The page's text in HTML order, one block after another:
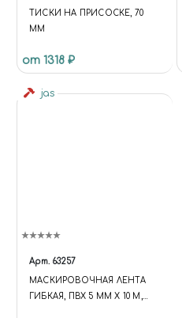
ТИСКИ НА ПРИСОСКЕ, 70
ММ
от 1318 ₽
jas
Арт. 63257
МАСКИРОВОЧНАЯ ЛЕНТА
ГИБКАЯ, ПВХ 5 ММ Х 10 М,